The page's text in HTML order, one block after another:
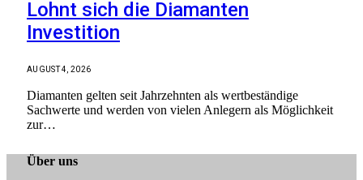
Lohnt sich die Diamanten
Investition
AUGUST 4, 2026
Diamanten gelten seit Jahrzehnten als wertbeständige
Sachwerte und werden von vielen Anlegern als Möglichkeit
zur…
Über uns